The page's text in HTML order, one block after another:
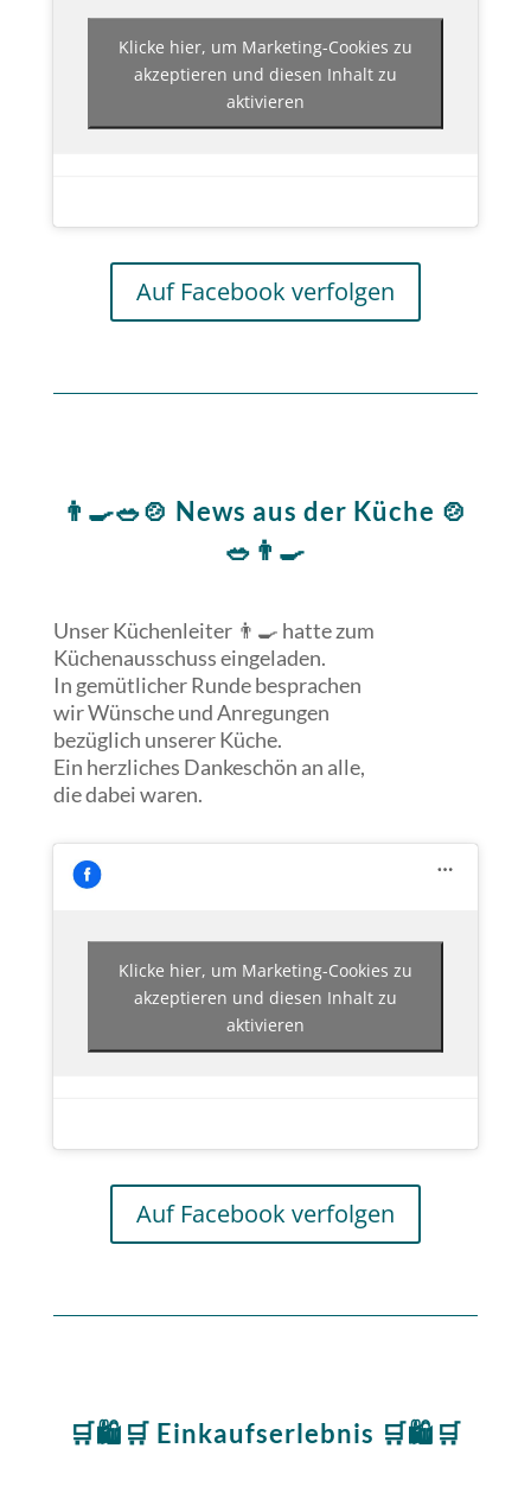
Klicke hier, um Marketing-Cookies zu
akzeptieren und diesen Inhalt zu
aktivieren
Auf Facebook verfolgen
👨‍🍳🥗🍲 News aus der Küche 🍲
🥗👨‍🍳
Unser Küchenleiter 👨‍🍳 hatte zum
Küchenausschuss eingeladen.
In gemütlicher Runde besprachen
wir Wünsche und Anregungen
bezüglich unserer Küche.
Ein herzliches Dankeschön an alle,
die dabei waren.
Klicke hier, um Marketing-Cookies zu
akzeptieren und diesen Inhalt zu
aktivieren
Auf Facebook verfolgen
🛒🛍🛒 Einkaufserlebnis 🛒🛍🛒